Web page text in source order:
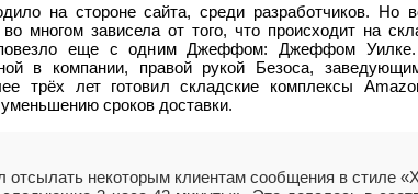
на стороне сайта, среди разработчиков. Но
во многом зависела от того, что происходит на
еще с одним Джеффом: Джеффом Уилке.
в компании, правой рукой Безоса,
трёх лет готовил складские комплексы
сроков доставки.
отсылать некоторым клиентам сообщения в стиле